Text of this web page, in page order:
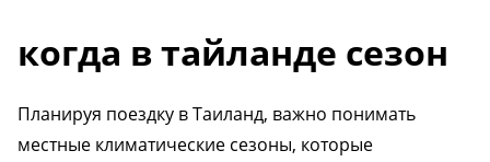
когда в тайланде сезон
Планируя поездку в Таиланд, важно понимать
местные климатические сезоны, которые